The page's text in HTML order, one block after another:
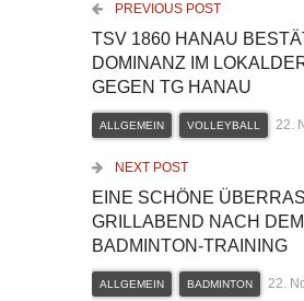
PREVIOUS POST
TSV 1860 HANAU
DOMINANZ IM
GEGEN TG HANAU
ALLGEMEIN VOLLEYBALL 22.
NEXT POST
EINE SCHÖNE
GRILLABEND NACH DEM
BADMINTON-TRAINING
ALLGEMEIN BADMINTON 22.